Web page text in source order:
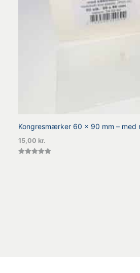
Kongresmærker 60 x 90 mm – med
15,00 kr.